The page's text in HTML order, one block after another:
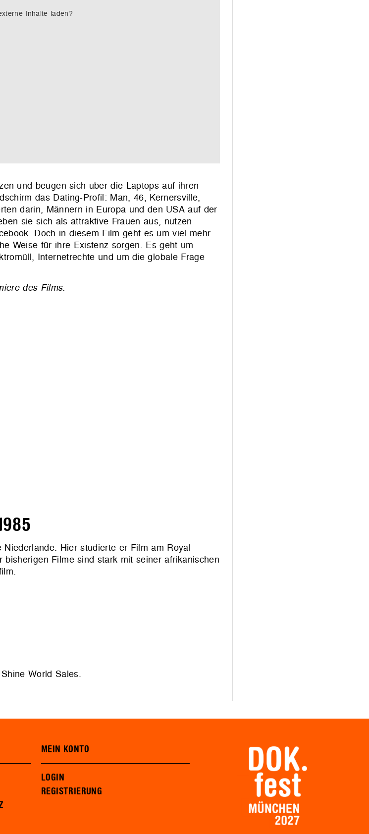
Inhalte laden?
und beugen sich über die Laptops auf ihren
das Dating-Profil: Man, 46, Kernersville,
darin, Männern in Europa und den USA auf der
sie sich als attraktive Frauen aus, nutzen
Doch in diesem Film geht es um viel mehr
Weise für ihre Existenz sorgen. Es geht um
Internetrechte und um die globale Frage
des Films.
Hier studierte er Film am Royal
Filme sind stark mit seiner afrikanischen
World Sales.
MEIN KONTO
LOGIN
REGISTRIERUNG